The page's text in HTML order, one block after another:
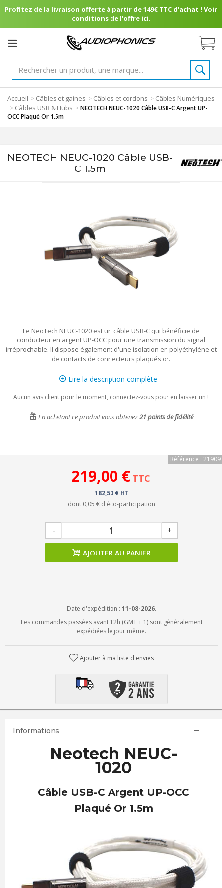
Profitez de la livraison offerte à partir de 149€ TTC d'achat ! Voir
conditions de l'offre ici.
Accueil > Câbles et gaines > Câbles et cordons > Câbles Numériques
> Câbles USB & Hubs >NEOTECH NEUC-1020 Câble USB-C Argent UP-
OCC Plaqué Or 1.5m
NEOTECH NEUC-1020 Câble USB-
C 1.5m
Le NeoTech NEUC-1020 est un câble USB-C qui bénéficie de
conducteur en argent UP-OCC pour une transmission du signal
irréprochable. Il dispose également d'une isolation en polyéthylène et
de contacts de connecteurs plaqués or.
Lire la description complète
Aucun avis client pour le moment, connectez-vous pour en laisser un !
En achetant ce produit vous obtenez21 points de fidélité
Référence : 21909
219,00 € TTC
182,50 € HT
dont 0,05 € d'éco-participation
- +
AJOUTER AU PANIER
Date d'expédition : 11-08-2026.
Les commandes passées avant 12h (GMT + 1) sont généralement
expédiées le jour même.
Ajouter à ma liste d'envies
Informations
Neotech NEUC-
1020
Câble USB-C Argent UP-OCC
Plaqué Or 1.5m